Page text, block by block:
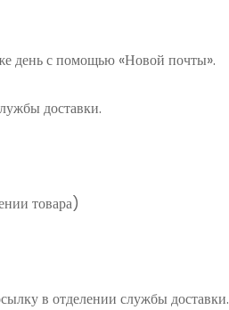
день с помощью «Новой почты».
доставки.
товара)
в отделении службы доставки.